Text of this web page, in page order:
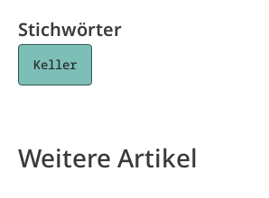
Stichwörter
Keller
Weitere Artikel